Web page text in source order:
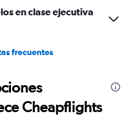
en clase ejecutiva
frecuentes
Cheapflights